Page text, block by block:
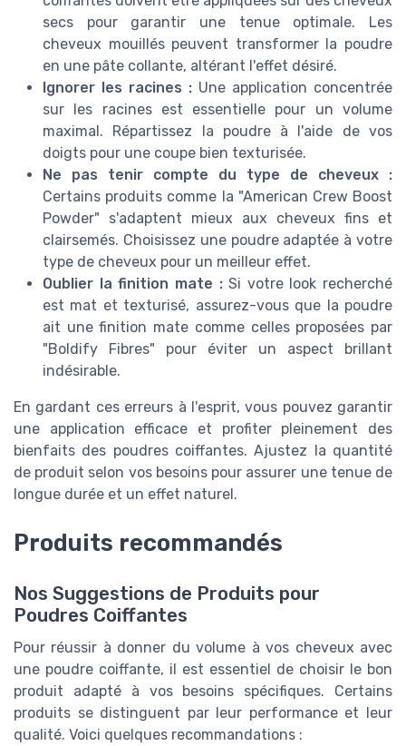
secs pour garantir une tenue optimale. Les
cheveux mouillés peuvent transformer la poudre
en une pâte collante, altérant l'effet désiré.
Ignorer les racines : Une application concentrée
sur les racines est essentielle pour un volume
maximal. Répartissez la poudre à l'aide de vos
doigts pour une coupe bien texturisée.
Ne pas tenir compte du type de cheveux :
Certains produits comme la "American Crew Boost
Powder" s'adaptent mieux aux cheveux fins et
clairsemés. Choisissez une poudre adaptée à votre
type de cheveux pour un meilleur effet.
Oublier la finition mate :Si votre look recherché
est mat et texturisé, assurez-vous que la poudre
ait une finition mate comme celles proposées par
"Boldify Fibres" pour éviter un aspect brillant
indésirable.
En gardant ces erreurs à l'esprit, vous pouvez garantir
une application efficace et profiter pleinement des
bienfaits des poudres coiffantes. Ajustez la quantité
de produit selon vos besoins pour assurer une tenue de
longue durée et un effet naturel.
Produits recommandés
Nos Suggestions de Produits pour
Poudres Coiffantes
Pour réussir à donner du volume à vos cheveux avec
une poudre coiffante, il est essentiel de choisir le bon
produit adapté à vos besoins spécifiques. Certains
produits se distinguent par leur performance et leur
qualité. Voici quelques recommandations :